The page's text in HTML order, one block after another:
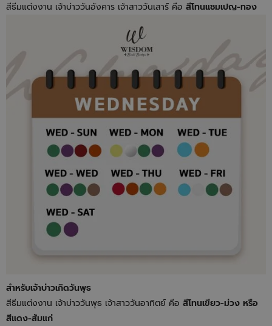
สีธีมแต่งงาน เจ้าบ่าววันอังคาร เจ้าสาววันเสาร์ คือ สีโทนแชมเปญ-ทอง
สำหรับเจ้าบ่าวเกิดวันพุธ
สีธีมแต่งงาน เจ้าบ่าววันพุธ เจ้าสาววันอาทิตย์ คือ สีโทนเขียว-ม่วง หรือ
สีแดง-ส้มแก่